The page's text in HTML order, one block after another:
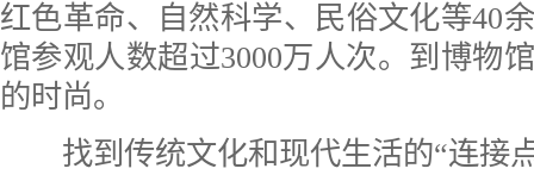
红色革命、自然科学、民俗文化等40
馆参观人数超过3000万人次。到博物
的时尚。
找到传统文化和现代生活的“连接